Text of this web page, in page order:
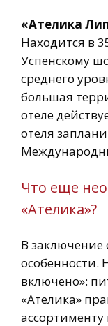
«Ателика
Находится в
Успенскому
среднего
большая
отеле
отеля
Что еще
«Ателика»?
В
особенности.
включено»:
«Ателика»